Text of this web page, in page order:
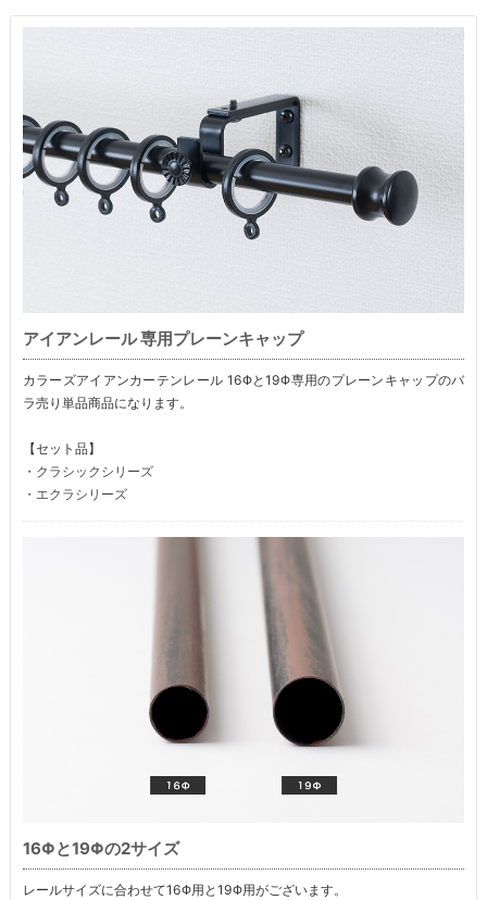
アイアンレール 専用プレーンキャップ
カラーズアイアンカーテンレール 16Φと19Φ専用のプレーンキャップのバ
ラ売り単品商品になります。
【セット品】
・クラシックシリーズ
・エクラシリーズ
16Φと19Φの2サイズ
レールサイズに合わせて16Φ用と19Φ用がございます。